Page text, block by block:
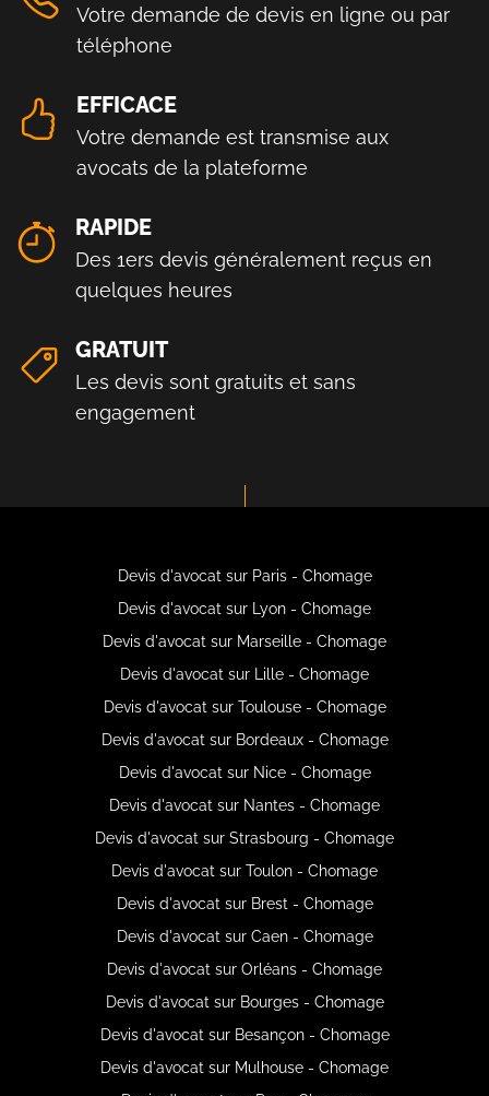
Votre demande de devis en ligne ou par
téléphone
EFFICACE
Votre demande est transmise aux
avocats de la plateforme
RAPIDE
Des 1ers devis généralement reçus en
quelques heures
GRATUIT
Les devis sont gratuits et sans
engagement
Devis d'avocat sur Paris - Chomage
Devis d'avocat sur Lyon - Chomage
Devis d'avocat sur Marseille - Chomage
Devis d'avocat sur Lille - Chomage
Devis d'avocat sur Toulouse - Chomage
Devis d'avocat sur Bordeaux - Chomage
Devis d'avocat sur Nice - Chomage
Devis d'avocat sur Nantes - Chomage
Devis d'avocat sur Strasbourg - Chomage
Devis d'avocat sur Toulon - Chomage
Devis d'avocat sur Brest - Chomage
Devis d'avocat sur Caen - Chomage
Devis d'avocat sur Orléans - Chomage
Devis d'avocat sur Bourges - Chomage
Devis d'avocat sur Besançon - Chomage
Devis d'avocat sur Mulhouse - Chomage